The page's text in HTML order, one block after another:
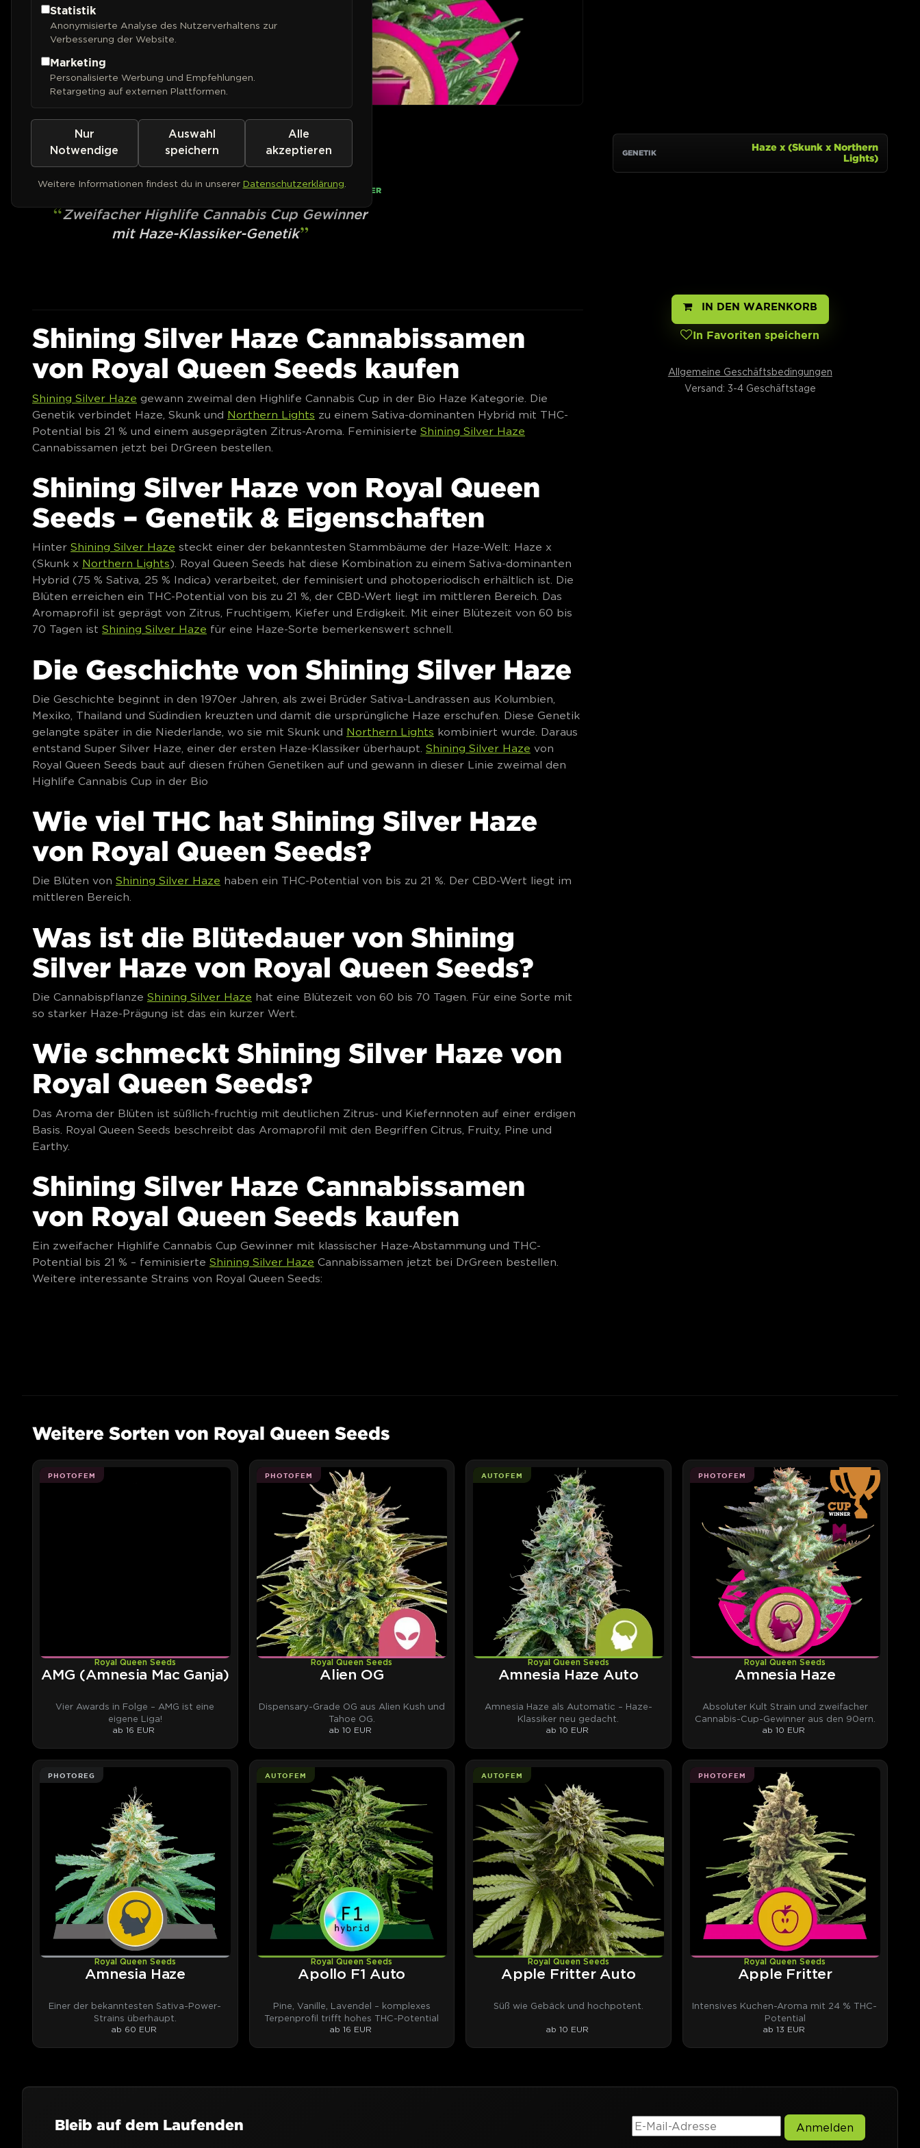
ROYAL QUEEN SEEDS
Shining Silver Haze
• AUF LAGER
Zweifacher Highlife Cannabis Cup Gewinner
mit Haze-Klassiker-Genetik
Shining Silver Haze Cannabissamen
von Royal Queen Seeds kaufen
Shining Silver Haze gewann zweimal den Highlife Cannabis Cup in der Bio Haze Kategorie. Die
Genetik verbindet Haze, Skunk und Northern Lights zu einem Sativa-dominanten Hybrid mit THC-
Potential bis 21 % und einem ausgeprägten Zitrus-Aroma. Feminisierte Shining Silver Haze
Cannabissamen jetzt bei DrGreen bestellen.
Shining Silver Haze von Royal Queen
Seeds – Genetik & Eigenschaften
Hinter Shining Silver Haze steckt einer der bekanntesten Stammbäume der Haze-Welt: Haze x
(Skunk x Northern Lights). Royal Queen Seeds hat diese Kombination zu einem Sativa-dominanten
Hybrid (75 % Sativa, 25 % Indica) verarbeitet, der feminisiert und photoperiodisch erhältlich ist. Die
Blüten erreichen ein THC-Potential von bis zu 21 %, der CBD-Wert liegt im mittleren Bereich. Das
Aromaprofil ist geprägt von Zitrus, Fruchtigem, Kiefer und Erdigkeit. Mit einer Blütezeit von 60 bis
70 Tagen ist Shining Silver Haze für eine Haze-Sorte bemerkenswert schnell.
Die Geschichte von Shining Silver Haze
Die Geschichte beginnt in den 1970er Jahren, als zwei Brüder Sativa-Landrassen aus Kolumbien,
Mexiko, Thailand und Südindien kreuzten und damit die ursprüngliche Haze erschufen. Diese Genetik
gelangte später in die Niederlande, wo sie mit Skunk und Northern Lights kombiniert wurde. Daraus
entstand Super Silver Haze, einer der ersten Haze-Klassiker überhaupt. Shining Silver Haze von
Royal Queen Seeds baut auf diesen frühen Genetiken auf und gewann in dieser Linie zweimal den
Highlife Cannabis Cup in der Bio
Wie viel THC hat Shining Silver Haze
von Royal Queen Seeds?
Die Blüten von Shining Silver Haze haben ein THC-Potential von bis zu 21 %. Der CBD-Wert liegt im
mittleren Bereich.
Was ist die Blütedauer von Shining
Silver Haze von Royal Queen Seeds?
Die Cannabispflanze Shining Silver Haze hat eine Blütezeit von 60 bis 70 Tagen. Für eine Sorte mit
so starker Haze-Prägung ist das ein kurzer Wert.
Wie schmeckt Shining Silver Haze von
Royal Queen Seeds?
Das Aroma der Blüten ist süßlich-fruchtig mit deutlichen Zitrus- und Kiefernnoten auf einer erdigen
Basis. Royal Queen Seeds beschreibt das Aromaprofil mit den Begriffen Citrus, Fruity, Pine und
Earthy.
Shining Silver Haze Cannabissamen
von Royal Queen Seeds kaufen
Ein zweifacher Highlife Cannabis Cup Gewinner mit klassischer Haze-Abstammung und THC-
Potential bis 21 % – feminisierte Shining Silver Haze Cannabissamen jetzt bei DrGreen bestellen.
Weitere interessante Strains von Royal Queen Seeds:
IN DEN WARENKORB
In Favoriten speichern
Allgemeine Geschäftsbedingungen
Versand: 3-4 Geschäftstage
Weitere Sorten von Royal Queen Seeds
PHOTOFEM
Royal Queen Seeds
AMG (Amnesia Mac Ganja)
Vier Awards in Folge – AMG ist eine
eigene Liga!
ab 16 EUR
PHOTOFEM
Royal Queen Seeds
Alien OG
Dispensary-Grade OG aus Alien Kush und
Tahoe OG.
ab 10 EUR
AUTOFEM
Royal Queen Seeds
Amnesia Haze Auto
Amnesia Haze als Automatic – Haze-
Klassiker neu gedacht.
ab 10 EUR
PHOTOFEM
Royal Queen Seeds
Amnesia Haze
Absoluter Kult Strain und zweifacher
Cannabis-Cup-Gewinner aus den 90ern.
ab 10 EUR
PHOTOREG
Royal Queen Seeds
Amnesia Haze
Einer der bekanntesten Sativa-Power-
Strains überhaupt.
ab 60 EUR
AUTOFEM
Royal Queen Seeds
Apollo F1 Auto
Pine, Vanille, Lavendel – komplexes
Terpenprofil trifft hohes THC-Potential
ab 16 EUR
AUTOFEM
Royal Queen Seeds
Apple Fritter Auto
Süß wie Gebäck und hochpotent.
ab 10 EUR
PHOTOFEM
Royal Queen Seeds
Apple Fritter
Intensives Kuchen-Aroma mit 24 % THC-
Potential
ab 13 EUR
Bleib auf dem Laufenden Anmelden
Statistik
Anonymisierte Analyse des Nutzerverhaltens zur
Verbesserung der Website.
Marketing
Personalisierte Werbung und Empfehlungen.
Retargeting auf externen Plattformen.
Nur
Notwendige
Auswahl
speichern
Alle
akzeptieren
Weitere Informationen findest du in unserer Datenschutzerklärung